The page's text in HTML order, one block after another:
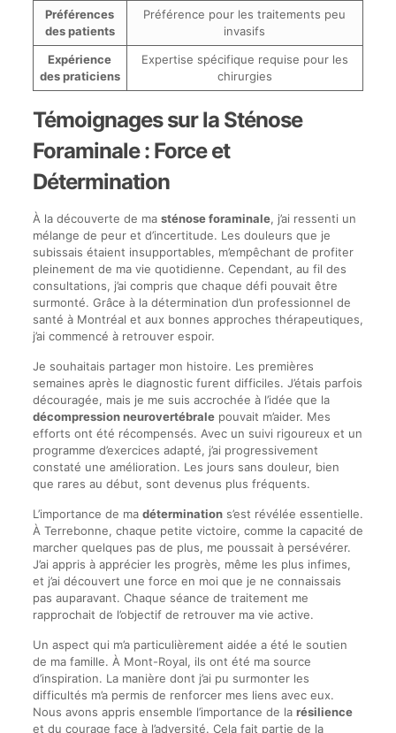
Préférences
des patients
Préférence pour les traitements peu
invasifs
Expérience
des praticiens
Expertise spécifique requise pour les
chirurgies
Témoignages sur la Sténose
Foraminale : Force et
Détermination
À la découverte de ma sténose foraminale, j’ai ressenti un
mélange de peur et d’incertitude. Les douleurs que je
subissais étaient insupportables, m’empêchant de profiter
pleinement de ma vie quotidienne. Cependant, au fil des
consultations, j’ai compris que chaque défi pouvait être
surmonté. Grâce à la détermination d’un professionnel de
santé à Montréal et aux bonnes approches thérapeutiques,
j’ai commencé à retrouver espoir.
Je souhaitais partager mon histoire. Les premières
semaines après le diagnostic furent difficiles. J’étais parfois
découragée, mais je me suis accrochée à l’idée que la
décompression neurovertébralepouvait m’aider. Mes
efforts ont été récompensés. Avec un suivi rigoureux et un
programme d’exercices adapté, j’ai progressivement
constaté une amélioration. Les jours sans douleur, bien
que rares au début, sont devenus plus fréquents.
L’importance de ma déterminations’est révélée essentielle.
À Terrebonne, chaque petite victoire, comme la capacité de
marcher quelques pas de plus, me poussait à persévérer.
J’ai appris à apprécier les progrès, même les plus infimes,
et j’ai découvert une force en moi que je ne connaissais
pas auparavant. Chaque séance de traitement me
rapprochait de l’objectif de retrouver ma vie active.
Un aspect qui m’a particulièrement aidée a été le soutien
de ma famille. À Mont-Royal, ils ont été ma source
d’inspiration. La manière dont j’ai pu surmonter les
difficultés m’a permis de renforcer mes liens avec eux.
Nous avons appris ensemble l’importance de la résilience
et du courage face à l’adversité. Cela fait partie de la